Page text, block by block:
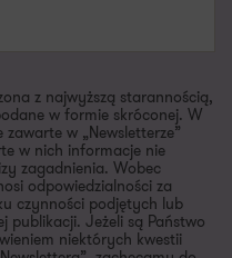
z najwyższą starannością,
w formie skróconej. W
w „Newsletterze”
w nich informacje nie
zagadnienia. Wobec
odpowiedzialności za
czynności podjętych lub
publikacji. Jeżeli są Państwo
niektórych kwestii